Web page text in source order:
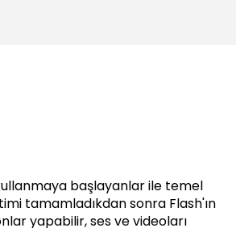
Frame by Frame animasyon ve frame
rate (fps) değeri
başlayanlar ile temel
tamamladıkdan sonra Flash'ın
yapabilir, ses ve videoları